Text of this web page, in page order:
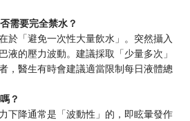
需要完全禁水？
於「避免一次性大量飲水」。突然攝入
液的壓力波動。建議採取「少量多次」
，醫生有時會建議適當限制每日液體總
？
下降通常是「波動性」的，即眩暈發作